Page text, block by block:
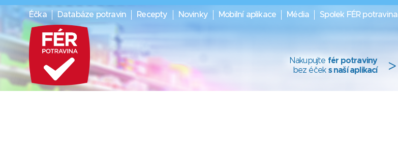
Éčka Databáze potravin Recepty Novinky Mobilní aplikace Média Spolek FÉR potravina
Nakupujte fér potraviny
bez éček s naší aplikací >